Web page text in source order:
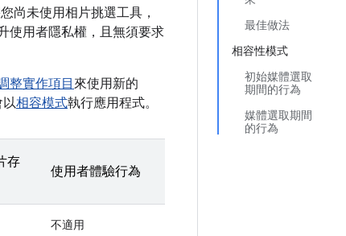
最佳做法
相容性模式
初始媒體選取
期間的行為
媒體選取期間
的行為
尚未使用相片挑選工具，
使用者隱私權，且無須要求
整實作項目來使用新的
以相容模式執行應用程式。
存
使用者體驗行為
不適用